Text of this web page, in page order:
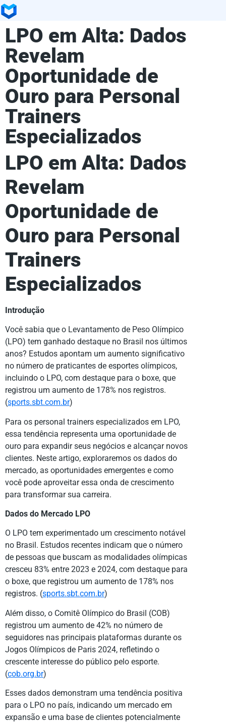
LPO em Alta: Dados
Revelam
Oportunidade de
Ouro para Personal
Trainers
Especializados
LPO em Alta: Dados
Revelam
Oportunidade de
Ouro para Personal
Trainers
Especializados
Introdução
Você sabia que o Levantamento de Peso Olímpico
(LPO) tem ganhado destaque no Brasil nos últimos
anos? Estudos apontam um aumento significativo
no número de praticantes de esportes olímpicos,
incluindo o LPO, com destaque para o boxe, que
registrou um aumento de 178% nos registros.
(sports.sbt.com.br)
Para os personal trainers especializados em LPO,
essa tendência representa uma oportunidade de
ouro para expandir seus negócios e alcançar novos
clientes. Neste artigo, exploraremos os dados do
mercado, as oportunidades emergentes e como
você pode aproveitar essa onda de crescimento
para transformar sua carreira.
Dados do Mercado LPO
O LPO tem experimentado um crescimento notável
no Brasil. Estudos recentes indicam que o número
de pessoas que buscam as modalidades olímpicas
cresceu 83% entre 2023 e 2024, com destaque para
o boxe, que registrou um aumento de 178% nos
registros. (sports.sbt.com.br)
Além disso, o Comitê Olímpico do Brasil (COB)
registrou um aumento de 42% no número de
seguidores nas principais plataformas durante os
Jogos Olímpicos de Paris 2024, refletindo o
crescente interesse do público pelo esporte.
(cob.org.br)
Esses dados demonstram uma tendência positiva
para o LPO no país, indicando um mercado em
expansão e uma base de clientes potencialmente